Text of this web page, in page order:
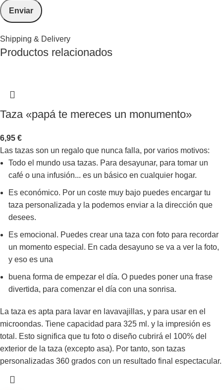
Shipping & Delivery
Productos relacionados
Taza «papá te mereces un monumento»
6,95 €
Las tazas son un regalo que nunca falla, por varios motivos:
Todo el mundo usa tazas. Para desayunar, para tomar un
café o una infusión... es un básico en cualquier hogar.
Es económico. Por un coste muy bajo puedes encargar tu
taza personalizada y la podemos enviar a la dirección que
desees.
Es emocional. Puedes crear una taza con foto para recordar
un momento especial. En cada desayuno se va a ver la foto,
y eso es una
buena forma de empezar el día. O puedes poner una frase
divertida, para comenzar el día con una sonrisa.
La taza es apta para lavar en lavavajillas, y para usar en el
microondas. Tiene capacidad para 325 ml. y la impresión es
total. Esto significa que tu foto o diseño cubrirá el 100% del
exterior de la taza (excepto asa). Por tanto, son tazas
personalizadas 360 grados con un resultado final espectacular.